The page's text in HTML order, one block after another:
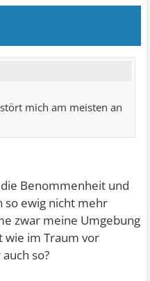
mich am meisten an
Benommenheit und
so ewig nicht mehr
zwar meine Umgebung
im Traum vor
so?